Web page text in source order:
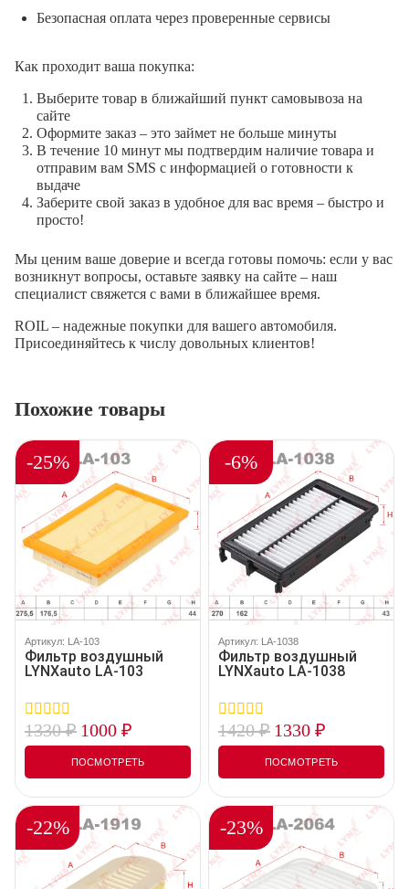
Безопасная оплата через проверенные сервисы
Как проходит ваша покупка:
Выберите товар в ближайший пункт самовывоза на
сайте
Оформите заказ – это займет не больше минуты
В течение 10 минут мы подтвердим наличие товара и
отправим вам SMS с информацией о готовности к
выдаче
Заберите свой заказ в удобное для вас время – быстро и
просто!
Мы ценим ваше доверие и всегда готовы помочь: если у вас
возникнут вопросы, оставьте заявку на сайте – наш
специалист свяжется с вами в ближайшее время.
ROIL – надежные покупки для вашего автомобиля.
Присоединяйтесь к числу довольных клиентов!
Похожие товары
-25%
Артикул: LA-103
Фильтр воздушный
LYNXauto LA-103
0
out
5
1330₽ 1000 ₽
ПОСМОТРЕТЬ
-6%
Артикул: LA-1038
Фильтр воздушный
LYNXauto LA-1038
0
out
5
1420₽ 1330 ₽
ПОСМОТРЕТЬ
-22% -23%